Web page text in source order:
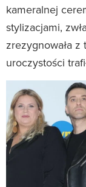
kameralnej
stylizacjami,
zrezygnowała
uroczystości